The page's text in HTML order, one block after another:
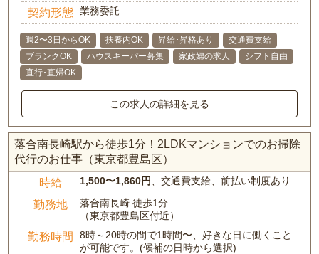
契約形態 業務委託
週2〜3日からOK 扶養内OK 昇給･昇格あり
交通費支給
ブランクOK
ハウスキーパー募集 家政婦の求人
シフト自由
直行･直帰OK
この求人の詳細を見る
落合南長崎駅から徒歩1分！2LDKマンションでのお掃除
代行のお仕事（東京都豊島区）
時給 1,500〜1,860円 、交通費支給、前払い制度あり
勤務地
落合南長崎 徒歩1分
（東京都豊島区付近）
勤務時間
8時～20時の間で1時間〜、好きな日に働くこと
が可能です。(候補の日時から選択)